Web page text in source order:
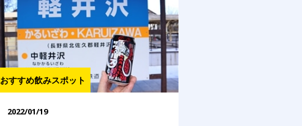
おすすめ飲みスポット
2022/01/19